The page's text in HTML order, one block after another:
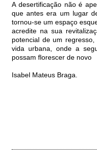
A desertificação não é
que antes era um lugar
tornou-se um espaço
acredite na sua
potencial de um
vida urbana, onde a
possam florescer de novo
Isabel Mateus Braga.